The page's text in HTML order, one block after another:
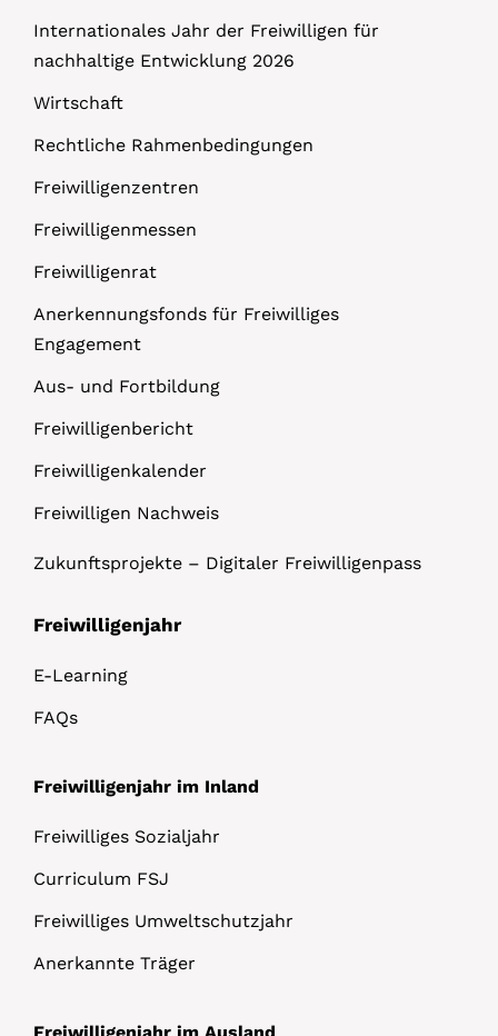
Internationales Jahr der Freiwilligen für
nachhaltige Entwicklung 2026
Wirtschaft
Rechtliche Rahmenbedingungen
Freiwilligenzentren
Freiwilligenmessen
Freiwilligenrat
Anerkennungsfonds für Freiwilliges
Engagement
Aus- und Fortbildung
Freiwilligenbericht
Freiwilligenkalender
Freiwilligen Nachweis
Zukunftsprojekte – Digitaler Freiwilligenpass
Freiwilligenjahr
E-Learning
FAQs
Freiwilligenjahr im Inland
Freiwilliges Sozialjahr
Curriculum FSJ
Freiwilliges Umweltschutzjahr
Anerkannte Träger